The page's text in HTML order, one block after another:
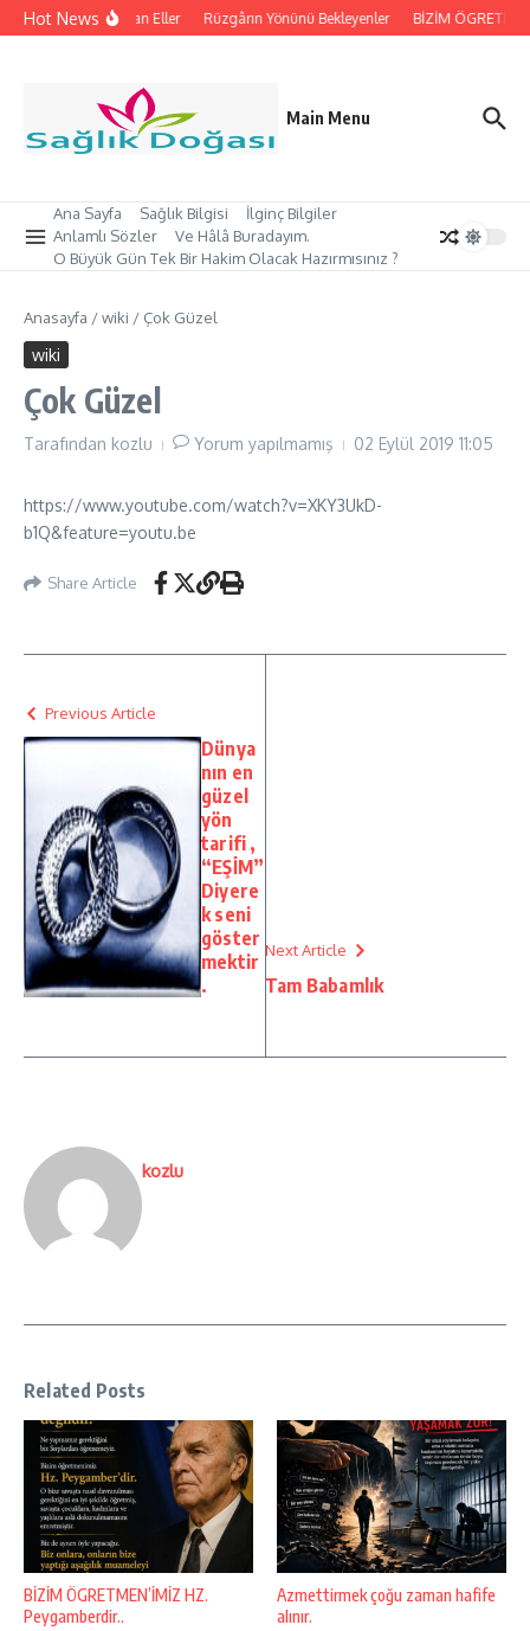
İçeriğe atla
Hot Newsİpleri Tutan Eller Rüzgârın Yönünü Bekleyenler BİZİM
Main Menu
Ana Sayfa Sağlık Bilgisi
İlginç Bilgiler
Anlamlı Sözler
Ve Hâlâ Buradayım.
O Büyük Gün Tek Bir Hakim Olacak Hazırmısınız ?
Anasayfa /wiki / Çok Güzel
wiki
Çok Güzel
Tarafından kozlu Yorum yapılmamış 02 Eylül 2019 11:05
https://www.youtube.com/watch?v=XKY3UkD-
b1Q&feature=youtu.be
Share Article
Previous Article
Dünya
nın en
güzel
yön
tarifi ,
“EŞİM”
Diyere
k seni
göster
mektir
.
Next Article
Tam Babamlık
kozlu
Related Posts
BİZİM ÖGRETMEN’İMİZ HZ.
Peygamberdir..
Azmettirmek çoğu zaman hafife
alınır.